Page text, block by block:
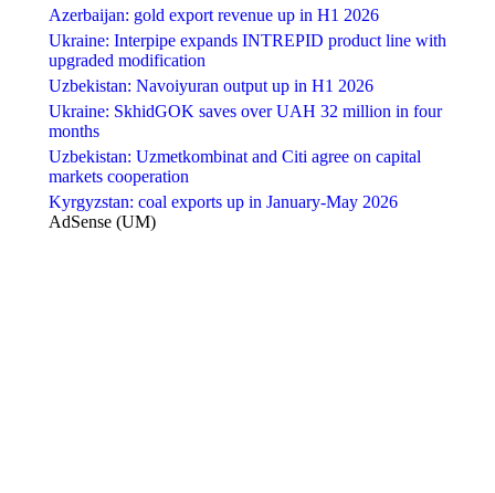
Azerbaijan: gold export revenue up in H1 2026
Ukraine: Interpipe expands INTREPID product line with
upgraded modification
Uzbekistan: Navoiyuran output up in H1 2026
Ukraine: SkhidGOK saves over UAH 32 million in four
months
Uzbekistan: Uzmetkombinat and Citi agree on capital
markets cooperation
Kyrgyzstan: coal exports up in January-May 2026
AdSense (UM)